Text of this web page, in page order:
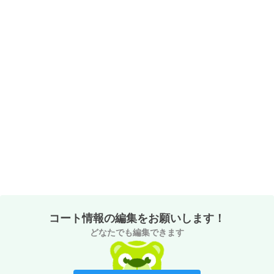
コート情報の編集をお願いします！
どなたでも編集できます